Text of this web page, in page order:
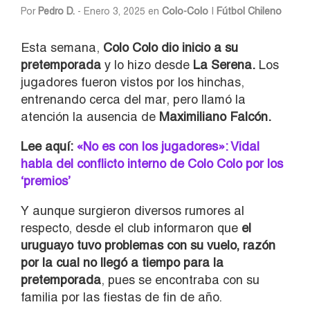
Por Pedro D. - Enero 3, 2025 en Colo-Colo Fútbol Chileno
Esta semana, Colo Colo dio inicio a su
pretemporada y lo hizo desde La Serena. Los
jugadores fueron vistos por los hinchas,
entrenando cerca del mar, pero llamó la
atención la ausencia de Maximiliano Falcón.
Lee aquí: «No es con los jugadores»: Vidal
habla del conflicto interno de Colo Colo por los
‘premios’
Y aunque surgieron diversos rumores al
respecto, desde el club informaron que el
uruguayo tuvo problemas con su vuelo, razón
por la cual no llegó a tiempo para la
pretemporada, pues se encontraba con su
familia por las fiestas de fin de año.